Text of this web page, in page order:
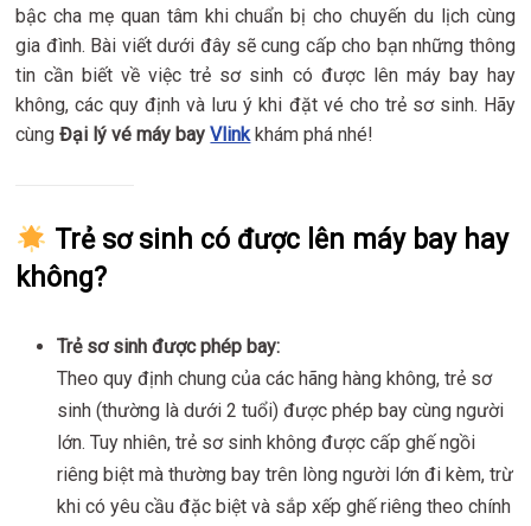
bậc cha mẹ quan tâm khi chuẩn bị cho chuyến du lịch cùng
gia đình. Bài viết dưới đây sẽ cung cấp cho bạn những thông
tin cần biết về việc trẻ sơ sinh có được lên máy bay hay
không, các quy định và lưu ý khi đặt vé cho trẻ sơ sinh. Hãy
cùngĐại lý vé máy bayVlinkkhám phá nhé!
Trẻ sơ sinh có được lên máy bay hay
không?
Trẻ sơ sinh được phép bay:
Theo quy định chung của các hãng hàng không, trẻ sơ
sinh (thường là dưới 2 tuổi) được phép bay cùng người
lớn. Tuy nhiên, trẻ sơ sinh không được cấp ghế ngồi
riêng biệt mà thường bay trên lòng người lớn đi kèm, trừ
khi có yêu cầu đặc biệt và sắp xếp ghế riêng theo chính